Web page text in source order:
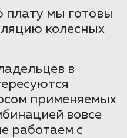
плату мы готовы
колесных
в
применяемых
вовсе
работаем с